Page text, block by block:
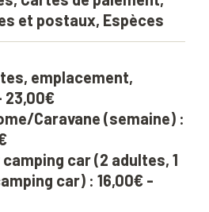
et postaux, Espèces
emplacement,
23,00€
Caravane (semaine) :
car (2 adultes, 1
car) : 16,00€ -